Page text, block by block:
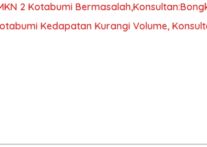
2 Kotabumi
Kedapatan Kurangi Volume,